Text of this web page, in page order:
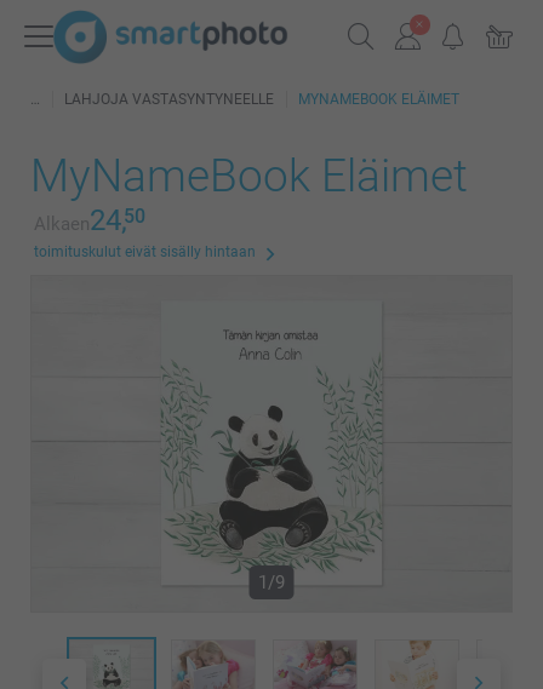
LAHJOJA VASTASYNTYNEELLE MYNAMEBOOK ELÄIMET
MyNameBook Eläimet
Alkaen24,50
toimituskulut eivät sisälly hintaan
1/9